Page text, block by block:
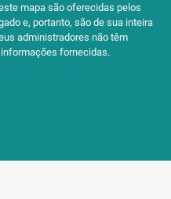
mapa são oferecidas pelos
e, portanto, são de sua inteira
administradores não têm
fornecidas.